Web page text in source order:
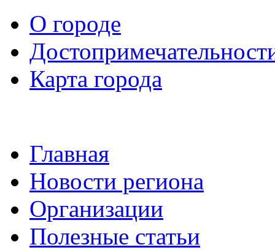
О городе
Карта города
Главная
Новости региона
Организации
Полезные статьи